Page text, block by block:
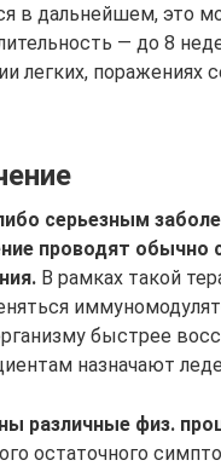
в дальнейшем, это
— до 8
легких, поражениях
серьезным
проводят обычно
В рамках такой
быстрее
назначают
различные физ.
остаточного